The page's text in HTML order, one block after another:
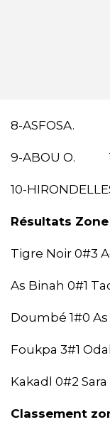
8-ASFOSA.
9-ABOU O.
10-
Résultats
Tigre Noir 0#3
As Binah 0#1
Doumbé 1#0
Foukpa 3#1
Kakadl 0#2 Sara
Classement